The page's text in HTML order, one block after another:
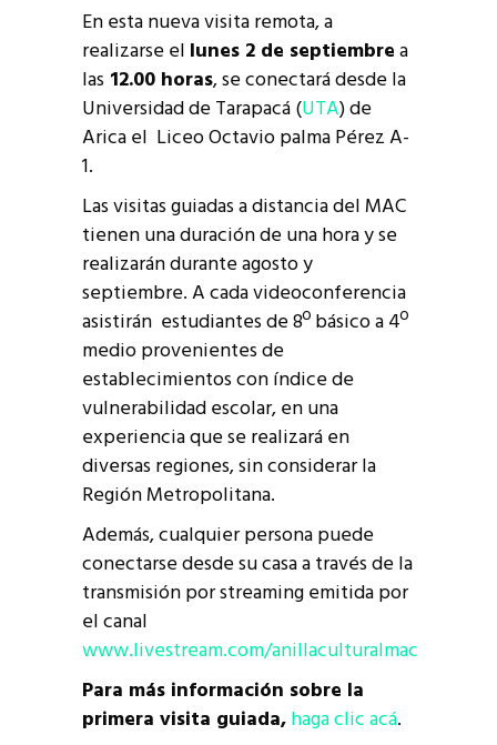
En esta nueva visita remota, a
realizarse el lunes 2 de septiembrea
las 12.00 horas, se conectará desde la
Universidad de Tarapacá (UTA) de
Arica el Liceo Octavio palma Pérez A-
1.
Las visitas guiadas a distancia del MAC
tienen una duración de una hora y se
realizarán durante agosto y
septiembre. A cada videoconferencia
asistirán estudiantes de 8º básico a 4º
medio provenientes de
establecimientos con índice de
vulnerabilidad escolar, en una
experiencia que se realizará en
diversas regiones, sin considerar la
Región Metropolitana.
Además, cualquier persona puede
conectarse desde su casa a través de la
transmisión por streaming emitida por
el canal
www.livestream.com/anillaculturalmac
Para más información sobre la
primera visita guiada,haga clic acá.